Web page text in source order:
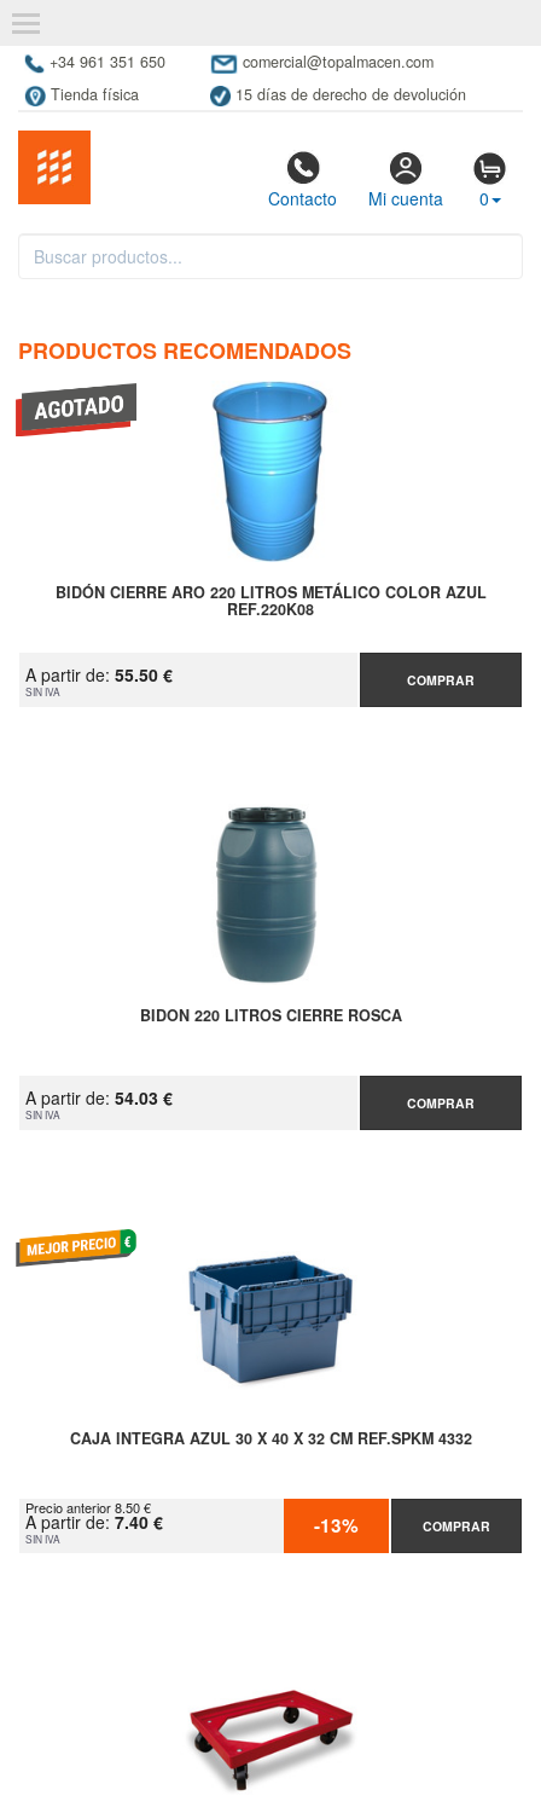
+34 961 351 650
comercial@topalmacen.com
Tienda física
15 días de derecho de devolución
Contacto Mi cuenta 0
PRODUCTOS RECOMENDADOS
BIDÓN CIERRE ARO 220 LITROS METÁLICO COLOR AZUL
REF.220K08
A partir de: 55.50 €
SIN IVA
COMPRAR
BIDON 220 LITROS CIERRE ROSCA
A partir de: 54.03 €
SIN IVA
COMPRAR
CAJA INTEGRA AZUL 30 X 40 X 32 CM REF.SPKM 4332
Precio anterior 8.50 €
A partir de: 7.40 €
SIN IVA -13% COMPRAR